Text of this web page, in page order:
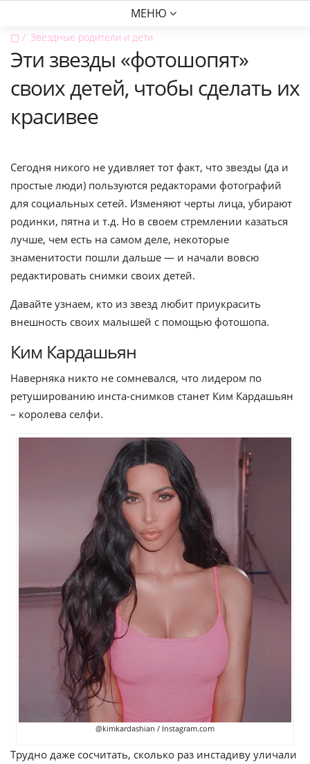
МЕНЮ
▢ Звездные родители и дети
Эти звезды «фотошопят»
своих детей, чтобы сделать их
красивее
Сегодня никого не удивляет тот факт, что звезды (да и
простые люди) пользуются редакторами фотографий
для социальных сетей. Изменяют черты лица, убирают
родинки, пятна и т.д. Но в своем стремлении казаться
лучше, чем есть на самом деле, некоторые
знаменитости пошли дальше — и начали вовсю
редактировать снимки своих детей.
Давайте узнаем, кто из звезд любит приукрасить
внешность своих малышей с помощью фотошопа.
Ким Кардашьян
Наверняка никто не сомневался, что лидером по
ретушированию инста-снимков станет Ким Кардашьян
– королева селфи.
@kimkardashian / Instagram.com
Трудно даже сосчитать, сколько раз инстадиву уличали